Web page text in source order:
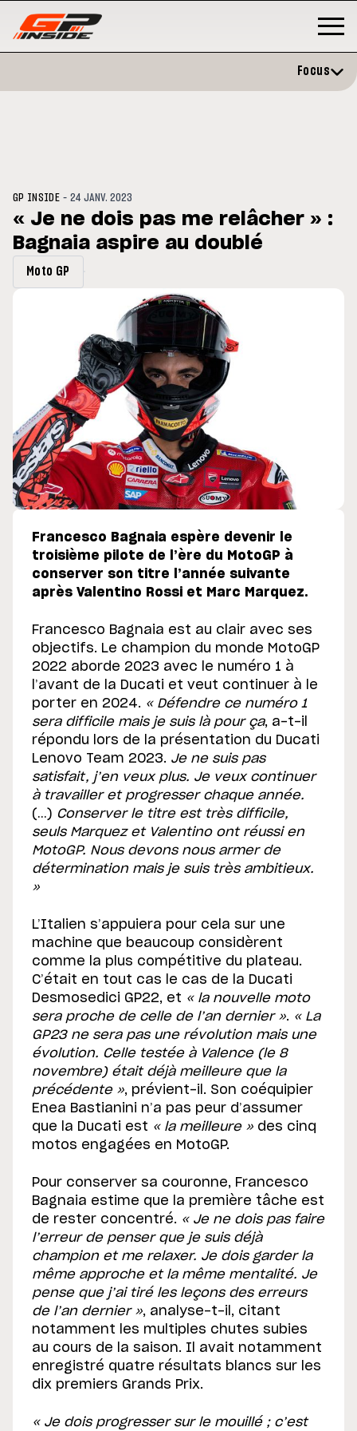
en septembre
MOTOGP/ MOTO GP
Focus
GP INSIDE -24 JANV. 2023
« Je ne dois pas me relâcher » :
Bagnaia aspire au doublé
Moto GP
Francesco Bagnaia espère devenir le
troisième pilote de l’ère du MotoGP à
conserver son titre l’année suivante
après Valentino Rossi et Marc Marquez.
Francesco Bagnaia est au clair avec ses
objectifs. Le champion du monde MotoGP
2022 aborde 2023 avec le numéro 1 à
l’avant de la Ducati et veut continuer à le
porter en 2024. « Défendre ce numéro 1
sera difficile mais je suis là pour ça, a-t-il
répondu lors de la présentation du Ducati
Lenovo Team 2023. Je ne suis pas
satisfait, j’en veux plus. Je veux continuer
à travailler et progresser chaque année.
(…) Conserver le titre est très difficile,
seuls Marquez et Valentino ont réussi en
MotoGP. Nous devons nous armer de
détermination mais je suis très ambitieux.
»
L’Italien s’appuiera pour cela sur une
machine que beaucoup considèrent
comme la plus compétitive du plateau.
C’était en tout cas le cas de la Ducati
Desmosedici GP22, et « la nouvelle moto
sera proche de celle de l’an dernier ». « La
GP23 ne sera pas une révolution mais une
évolution. Celle testée à Valence (le 8
novembre) était déjà meilleure que la
précédente », prévient-il. Son coéquipier
Enea Bastianini n’a pas peur d’assumer
que la Ducati est « la meilleure » des cinq
motos engagées en MotoGP.
Pour conserver sa couronne, Francesco
Bagnaia estime que la première tâche est
de rester concentré. « Je ne dois pas faire
l’erreur de penser que je suis déjà
champion et me relaxer. Je dois garder la
même approche et la même mentalité. Je
pense que j’ai tiré les leçons des erreurs
de l’an dernier », analyse-t-il, citant
notamment les multiples chutes subies
au cours de la saison. Il avait notamment
enregistré quatre résultats blancs sur les
dix premiers Grands Prix.
« Je dois progresser sur le mouillé ; c’est